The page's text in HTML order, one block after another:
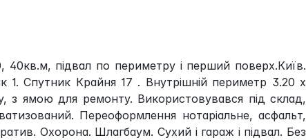
40кв.м, підвал по периметру і перший поверх.Київ.
Спутник Крайня 17 . Внутрішній периметр 3.20 х
з ямою для ремонту. Використовувався під склад,
Переоформлення нотаріальне, асфальт,
Охорона. Шлагбаум. Сухий і гараж і підвал. Без